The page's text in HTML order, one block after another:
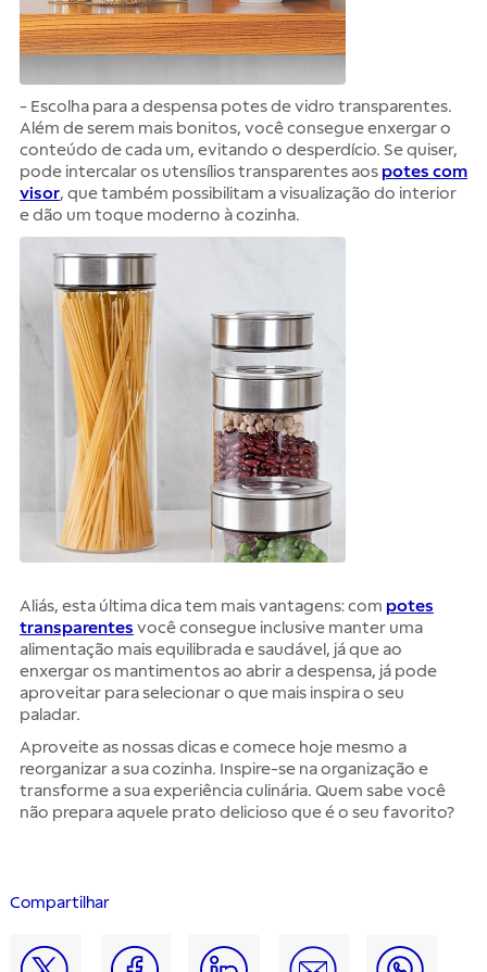
Compartilhar
- Escolha para a despensa potes de vidro transparentes.
Além de serem mais bonitos, você consegue enxergar o
conteúdo de cada um, evitando o desperdício. Se quiser,
pode intercalar os utensílios transparentes aos potes com
visor, que também possibilitam a visualização do interior
e dão um toque moderno à cozinha.
Aliás, esta última dica tem mais vantagens: com potes
transparentes você consegue inclusive manter uma
alimentação mais equilibrada e saudável, já que ao
enxergar os mantimentos ao abrir a despensa, já pode
aproveitar para selecionar o que mais inspira o seu
paladar.
Aproveite as nossas dicas e comece hoje mesmo a
reorganizar a sua cozinha. Inspire-se na organização e
transforme a sua experiência culinária. Quem sabe você
não prepara aquele prato delicioso que é o seu favorito?